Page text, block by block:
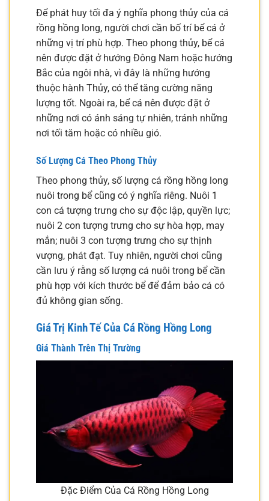
Để phát huy tối đa ý nghĩa phong thủy của cá
rồng hồng long, người chơi cần bố trí bể cá ở
những vị trí phù hợp. Theo phong thủy, bể cá
nên được đặt ở hướng Đông Nam hoặc hướng
Bắc của ngôi nhà, vì đây là những hướng
thuộc hành Thủy, có thể tăng cường năng
lượng tốt. Ngoài ra, bể cá nên được đặt ở
những nơi có ánh sáng tự nhiên, tránh những
nơi tối tăm hoặc có nhiều gió.
Số Lượng Cá Theo Phong Thủy
Theo phong thủy, số lượng cá rồng hồng long
nuôi trong bể cũng có ý nghĩa riêng. Nuôi 1
con cá tượng trưng cho sự độc lập, quyền lực;
nuôi 2 con tượng trưng cho sự hòa hợp, may
mắn; nuôi 3 con tượng trưng cho sự thịnh
vượng, phát đạt. Tuy nhiên, người chơi cũng
cần lưu ý rằng số lượng cá nuôi trong bể cần
phù hợp với kích thước bể để đảm bảo cá có
đủ không gian sống.
Giá Trị Kinh Tế Của Cá Rồng Hồng Long
Giá Thành Trên Thị Trường
Đặc Điểm Của Cá Rồng Hồng Long